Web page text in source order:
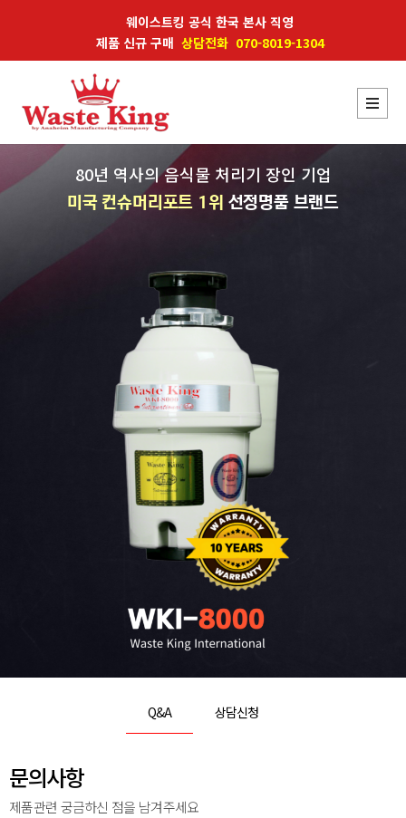
웨이스트킹 공식 한국 본사 직영
제품 신규 구매 상담전화 070-8019-1304
80년 역사의 음식물 처리기 장인 기업
미국 컨슈머리포트 1위 선정명품 브랜드
Q&A 상담신청
문의사항
제품관련 궁금하신 점을 남겨주세요